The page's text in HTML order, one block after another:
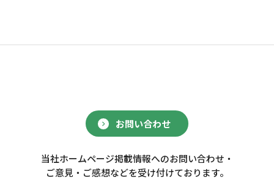
お問い合わせ
当社ホームページ掲載情報へのお問い合わせ・
ご意見・ご感想などを受け付けております。